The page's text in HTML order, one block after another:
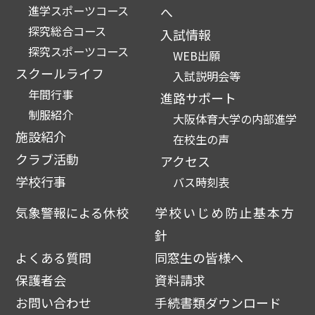
進学スポーツコース
探究総合コース
探究スポーツコース
スクールライフ
年間行事
制服紹介
施設紹介
クラブ活動
学校行事
へ
入試情報
WEB出願
入試説明会等
進路サポート
大阪体育大学の内部進学
在校生の声
アクセス
バス時刻表
気象警報による休校
学校いじめ防止基本方
針
よくある質問
同窓生の皆様へ
保護者会
資料請求
お問い合わせ
手続書類ダウンロード